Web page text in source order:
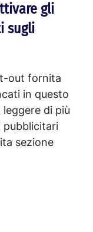
gli
sugli
out fornita
in questo
di più
pubblicitari
sezione